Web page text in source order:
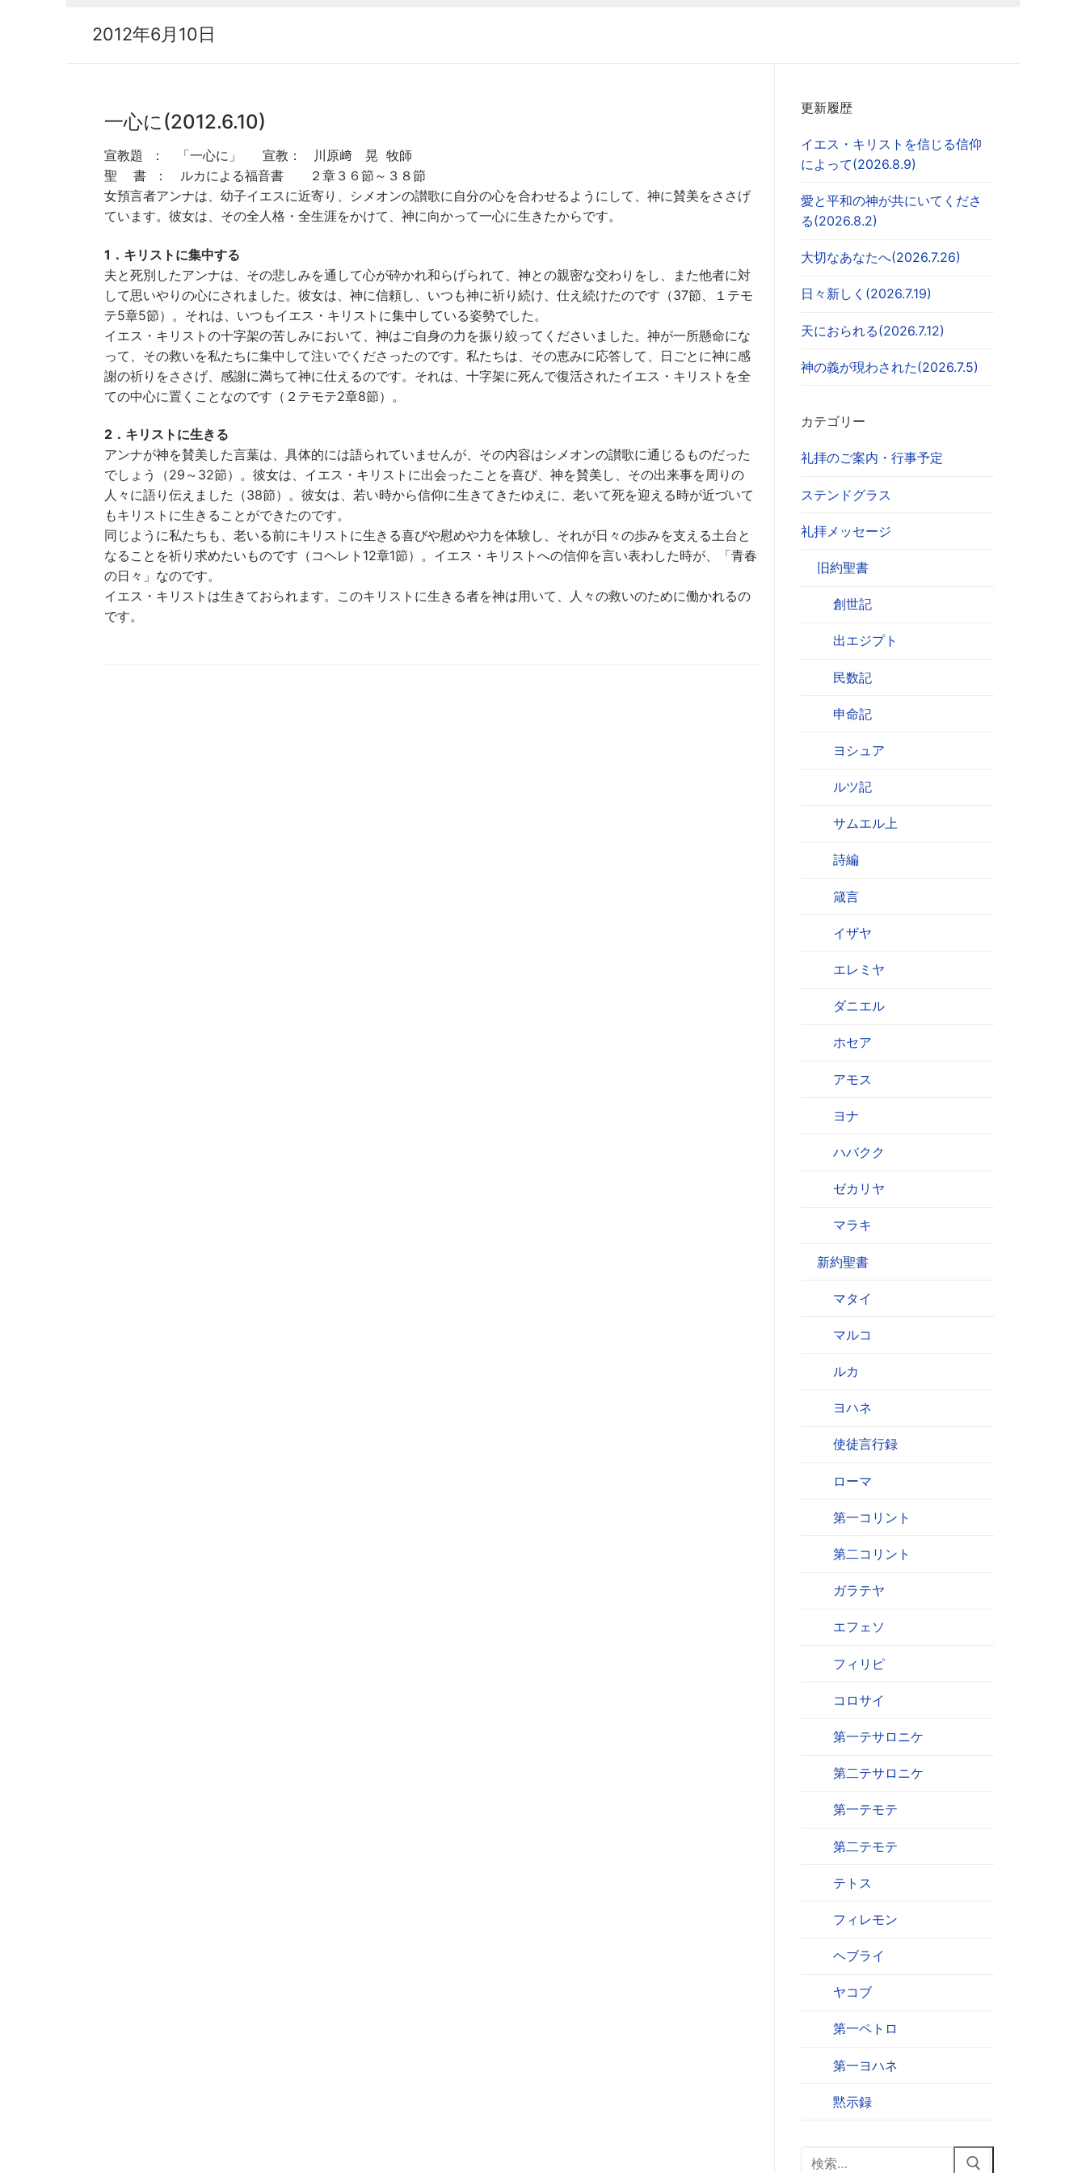
2012年6月10日
一心に(2012.6.10)
宣教題 ： 「一心に」 宣教： 川原﨑 晃 牧師
聖 書 ： ルカによる福音書 ２章３６節～３８節
女預言者アンナは、幼子イエスに近寄り、シメオンの讃歌に自分の心を合わせるようにして、神に賛美をささげ
ています。彼女は、その全人格・全生涯をかけて、神に向かって一心に生きたからです。
1．キリストに集中する
夫と死別したアンナは、その悲しみを通して心が砕かれ和らげられて、神との親密な交わりをし、また他者に対
して思いやりの心にされました。彼女は、神に信頼し、いつも神に祈り続け、仕え続けたのです（37節、１テモ
テ5章5節）。それは、いつもイエス・キリストに集中している姿勢でした。
イエス・キリストの十字架の苦しみにおいて、神はご自身の力を振り絞ってくださいました。神が一所懸命にな
って、その救いを私たちに集中して注いでくださったのです。私たちは、その恵みに応答して、日ごとに神に感
謝の祈りをささげ、感謝に満ちて神に仕えるのです。それは、十字架に死んで復活されたイエス・キリストを全
ての中心に置くことなのです（２テモテ2章8節）。
2．キリストに生きる
アンナが神を賛美した言葉は、具体的には語られていませんが、その内容はシメオンの讃歌に通じるものだった
でしょう（29～32節）。彼女は、イエス・キリストに出会ったことを喜び、神を賛美し、その出来事を周りの
人々に語り伝えました（38節）。彼女は、若い時から信仰に生きてきたゆえに、老いて死を迎える時が近づいて
もキリストに生きることができたのです。
同じように私たちも、老いる前にキリストに生きる喜びや慰めや力を体験し、それが日々の歩みを支える土台と
なることを祈り求めたいものです（コヘレト12章1節）。イエス・キリストへの信仰を言い表わした時が、「青春
の日々」なのです。
イエス・キリストは生きておられます。このキリストに生きる者を神は用いて、人々の救いのために働かれるの
です。
更新履歴
イエス・キリストを信じる信仰
によって(2026.8.9)
愛と平和の神が共にいてくださ
る(2026.8.2)
大切なあなたへ(2026.7.26)
日々新しく(2026.7.19)
天におられる(2026.7.12)
神の義が現わされた(2026.7.5)
カテゴリー
礼拝のご案内・行事予定
ステンドグラス
礼拝メッセージ
旧約聖書
創世記
出エジプト
民数記
申命記
ヨシュア
ルツ記
サムエル上
詩編
箴言
イザヤ
エレミヤ
ダニエル
ホセア
アモス
ヨナ
ハバクク
ゼカリヤ
マラキ
新約聖書
マタイ
マルコ
ルカ
ヨハネ
使徒言行録
ローマ
第一コリント
第二コリント
ガラテヤ
エフェソ
フィリピ
コロサイ
第一テサロニケ
第二テサロニケ
第一テモテ
第二テモテ
テトス
フィレモン
ヘブライ
ヤコブ
第一ペトロ
第一ヨハネ
黙示録